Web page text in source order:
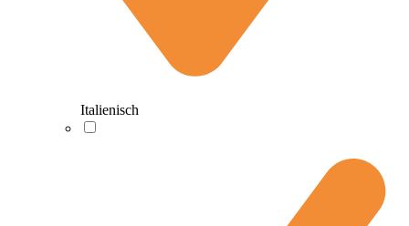
Italienisch